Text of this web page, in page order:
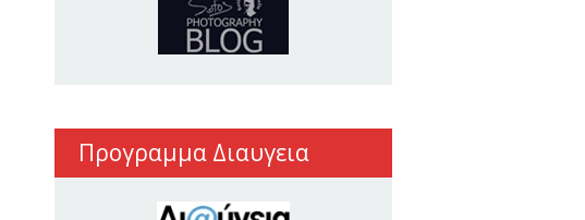
Προγραμμα Διαυγεια